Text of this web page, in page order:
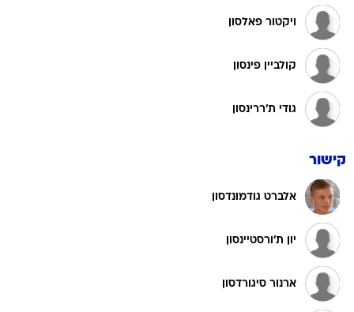
ויקטור פאלסון
קולביין פינסון
גודי ת'ררינסון
קישור
אלברט גודמונדסון
יון ת'ורסטיינסון
ארנור סיגורדסון